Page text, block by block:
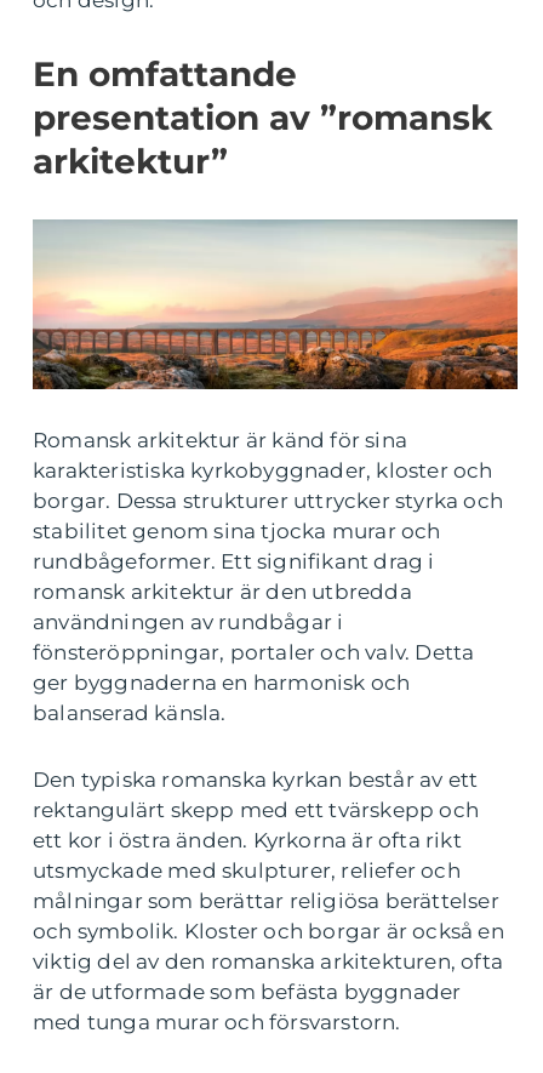
En omfattande
presentation av ”romansk
arkitektur”
Romansk arkitektur är känd för sina
karakteristiska kyrkobyggnader, kloster och
borgar. Dessa strukturer uttrycker styrka och
stabilitet genom sina tjocka murar och
rundbågeformer. Ett signifikant drag i
romansk arkitektur är den utbredda
användningen av rundbågar i
fönsteröppningar, portaler och valv. Detta
ger byggnaderna en harmonisk och
balanserad känsla.
Den typiska romanska kyrkan består av ett
rektangulärt skepp med ett tvärskepp och
ett kor i östra änden. Kyrkorna är ofta rikt
utsmyckade med skulpturer, reliefer och
målningar som berättar religiösa berättelser
och symbolik. Kloster och borgar är också en
viktig del av den romanska arkitekturen, ofta
är de utformade som befästa byggnader
med tunga murar och försvarstorn.